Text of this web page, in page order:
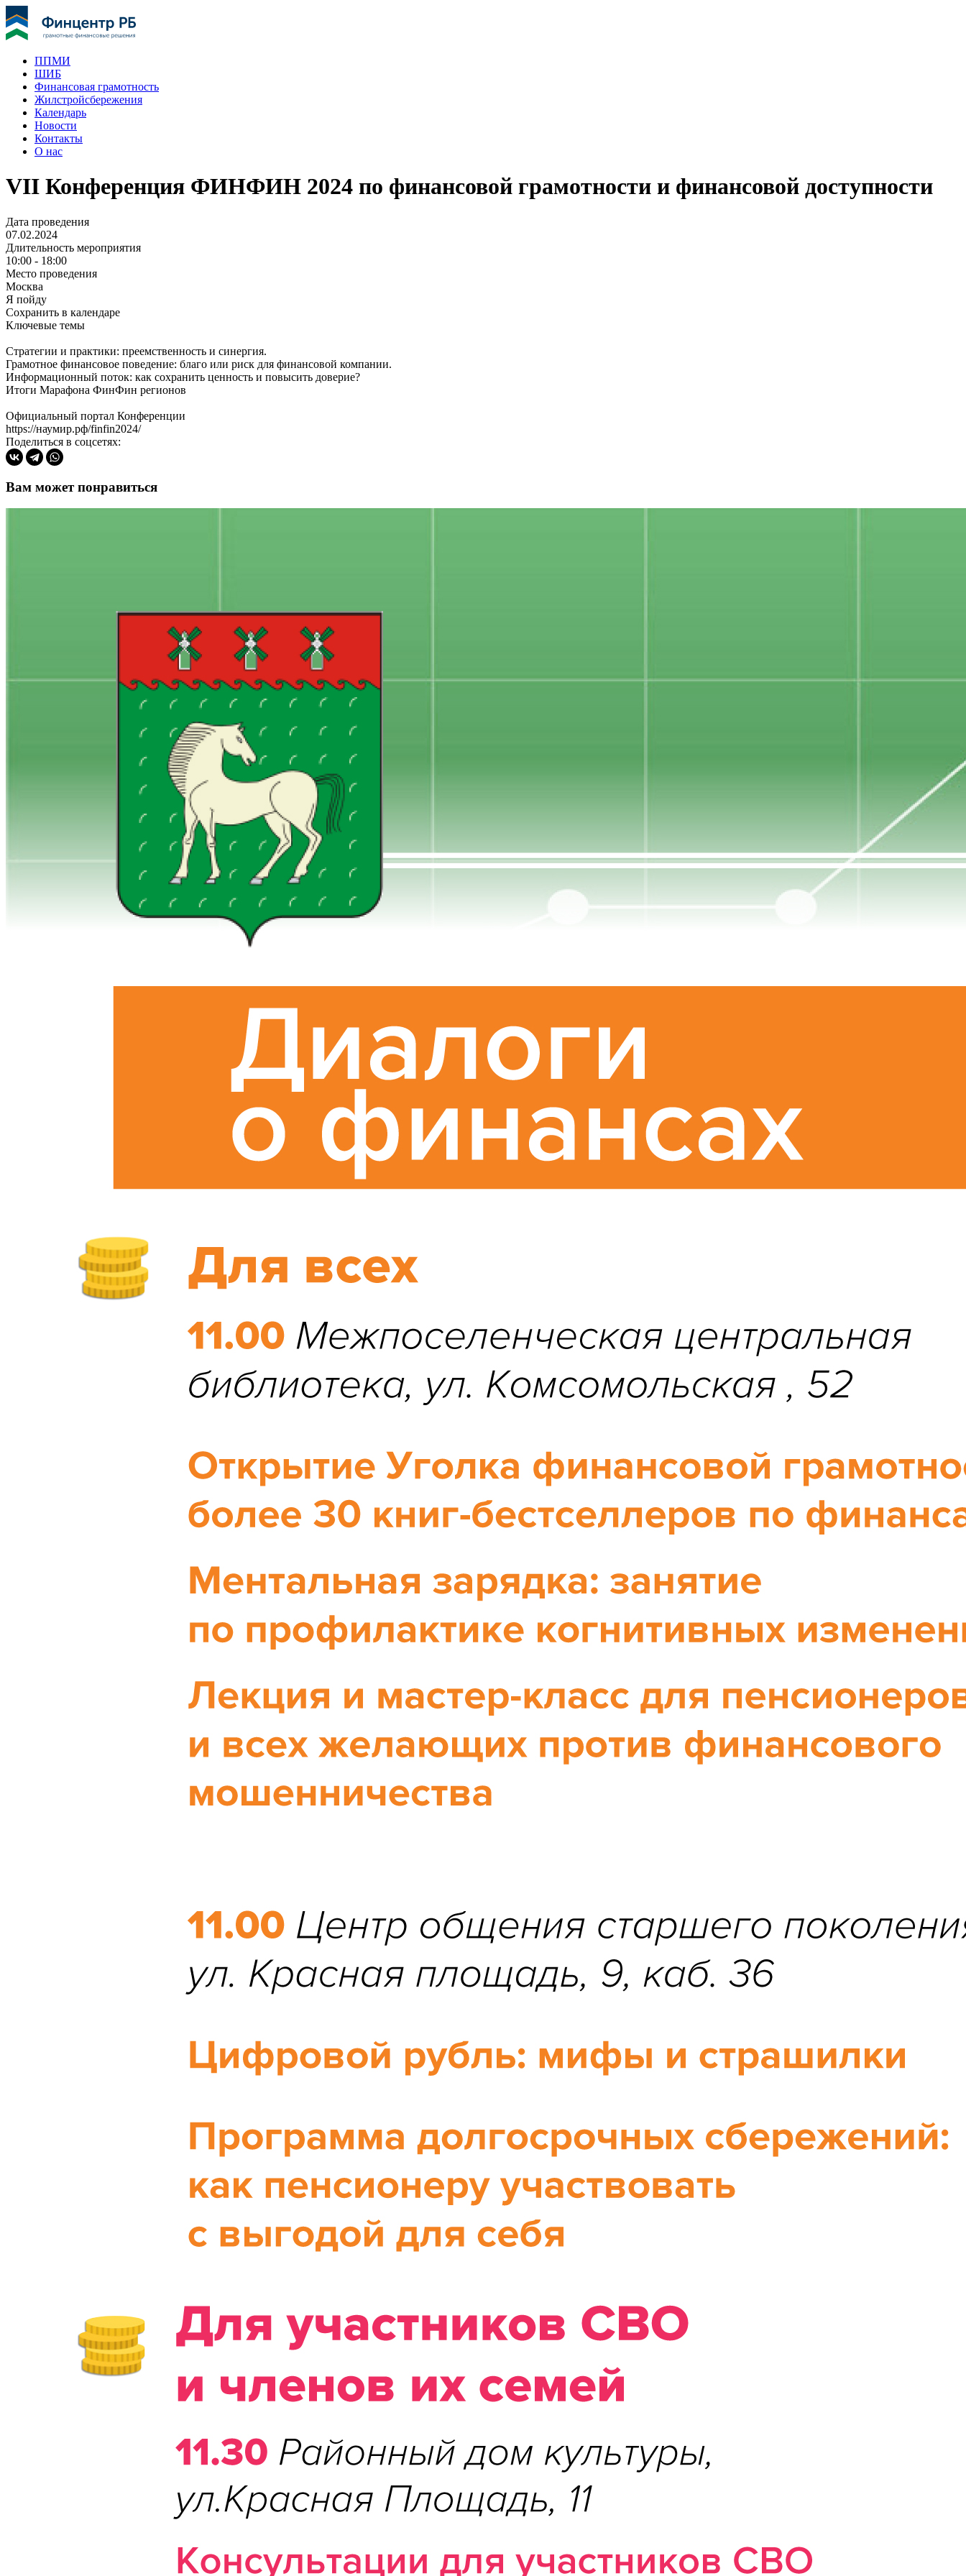
ППМИ
ШИБ
Финансовая грамотность
Жилстройсбережения
Календарь
Новости
Контакты
О нас
VII Конференция ФИНФИН 2024 по финансовой грамотности и финансовой доступности
Дата проведения
07.02.2024
Длительность мероприятия
10:00 - 18:00
Место проведения
Москва
Я пойду
Сохранить в календаре
Ключевые темы
Стратегии и практики: преемственность и синергия.
Грамотное финансовое поведение: благо или риск для финансовой компании.
Информационный поток: как сохранить ценность и повысить доверие?
Итоги Марафона ФинФин регионов
Официальный портал Конференции
https://наумир.рф/finfin2024/
Поделиться в соцсетях:
Вам может понравиться